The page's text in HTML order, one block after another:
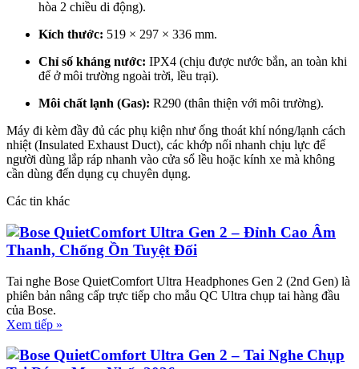
hòa 2 chiều di động).
Kích thước: 519 × 297 × 336 mm.
Chỉ số kháng nước: IPX4 (chịu được nước bắn, an toàn khi
để ở môi trường ngoài trời, lều trại).
Môi chất lạnh (Gas): R290 (thân thiện với môi trường).
Máy đi kèm đầy đủ các phụ kiện như ống thoát khí nóng/lạnh cách
nhiệt (Insulated Exhaust Duct), các khớp nối nhanh chịu lực để
người dùng lắp ráp nhanh vào cửa sổ lều hoặc kính xe mà không
cần dùng đến dụng cụ chuyên dụng.
Các tin khác
Bose QuietComfort Ultra Gen 2 – Đỉnh Cao Âm
Thanh, Chống Ồn Tuyệt Đối
Tai nghe Bose QuietComfort Ultra Headphones Gen 2 (2nd Gen) là
phiên bản nâng cấp trực tiếp cho mẫu QC Ultra chụp tai hàng đầu
của Bose.
Xem tiếp »
Bose QuietComfort Ultra Gen 2 – Tai Nghe Chụp